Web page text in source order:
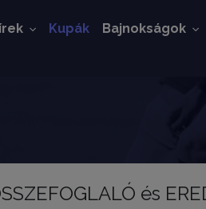
Kupák Bajnokságok
és